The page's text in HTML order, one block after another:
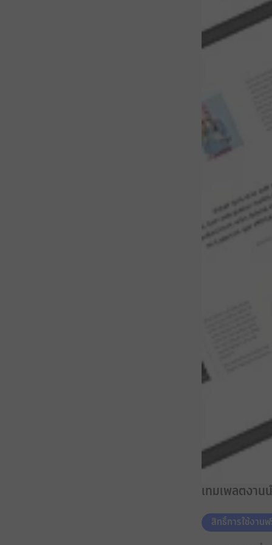
เทมเพลตงาน
สิทธิ์การใช้งานฟ